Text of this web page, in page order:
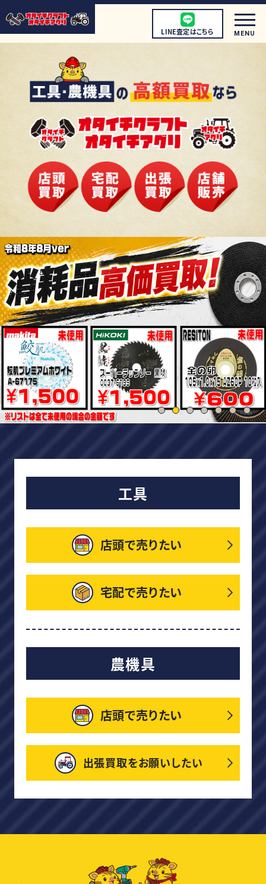
LINE査定はこちら MENU
初めての方へ 店頭買取について
宅配買取について 出張買取について
取扱商品 店舗情報
買取強化商品 買取相場
買取実績
0120-968-258
LINE査定を申し込む
工具
店頭で売りたい
宅配で売りたい
農機具
店頭で売りたい
出張買取をお願いしたい